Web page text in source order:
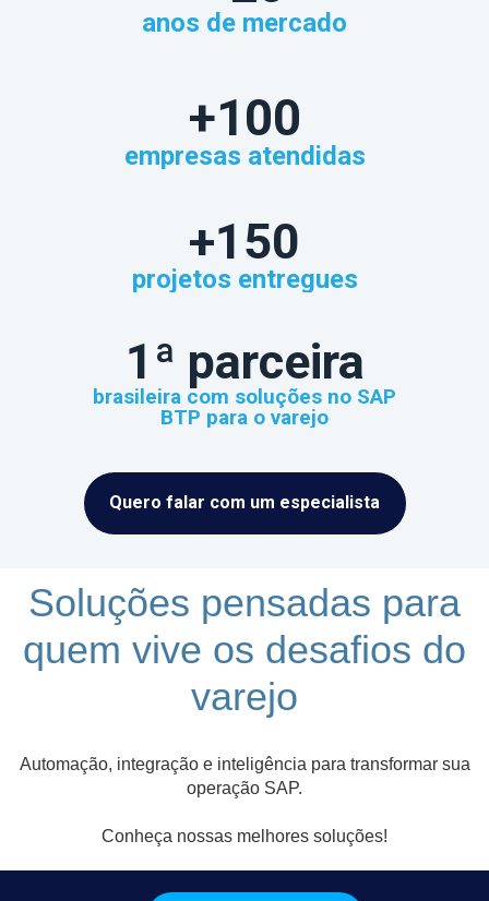
anos de mercado
+100
empresas atendidas
+150
projetos entregues
1ª parceira
brasileira com soluções no SAP
BTP para o varejo
Quero falar com um especialista
Soluções pensadas para
quem vive os desafios do
varejo
Automação, integração e inteligência para transformar sua
operação SAP.
Conheça nossas melhores soluções!